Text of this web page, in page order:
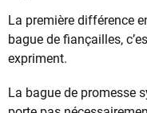
La première différence
bague de fiançailles,
expriment.
La bague de promesse